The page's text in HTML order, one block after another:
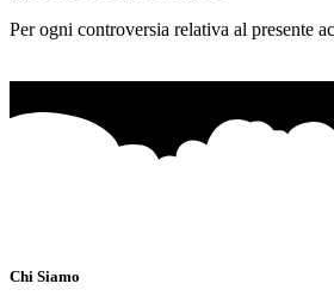
Per ogni controversia relativa al presente
Chi Siamo